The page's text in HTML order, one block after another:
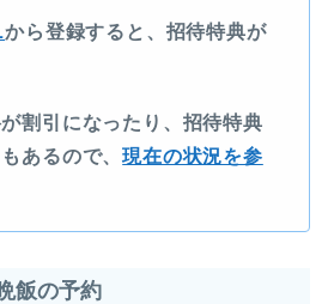
から登録すると、招待特典が
割引になったり、招待特典
あるので、現在の状況を参
飯の予約